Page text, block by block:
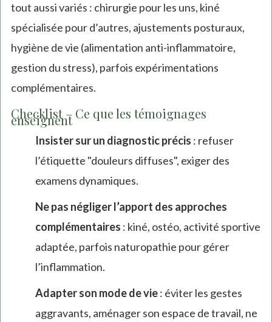
tout aussi variés : chirurgie pour les uns, kiné
spécialisée pour d’autres, ajustements posturaux,
hygiène de vie (alimentation anti-inflammatoire,
gestion du stress), parfois expérimentations
complémentaires.
Checklist – Ce que les témoignages
enseignent
Insister sur un diagnostic précis : refuser
l’étiquette "douleurs diffuses", exiger des
examens dynamiques.
Ne pas négliger l’apport des approches
complémentaires : kiné, ostéo, activité sportive
adaptée, parfois naturopathie pour gérer
l’inflammation.
Adapter son mode de vie: éviter les gestes
aggravants, aménager son espace de travail, ne